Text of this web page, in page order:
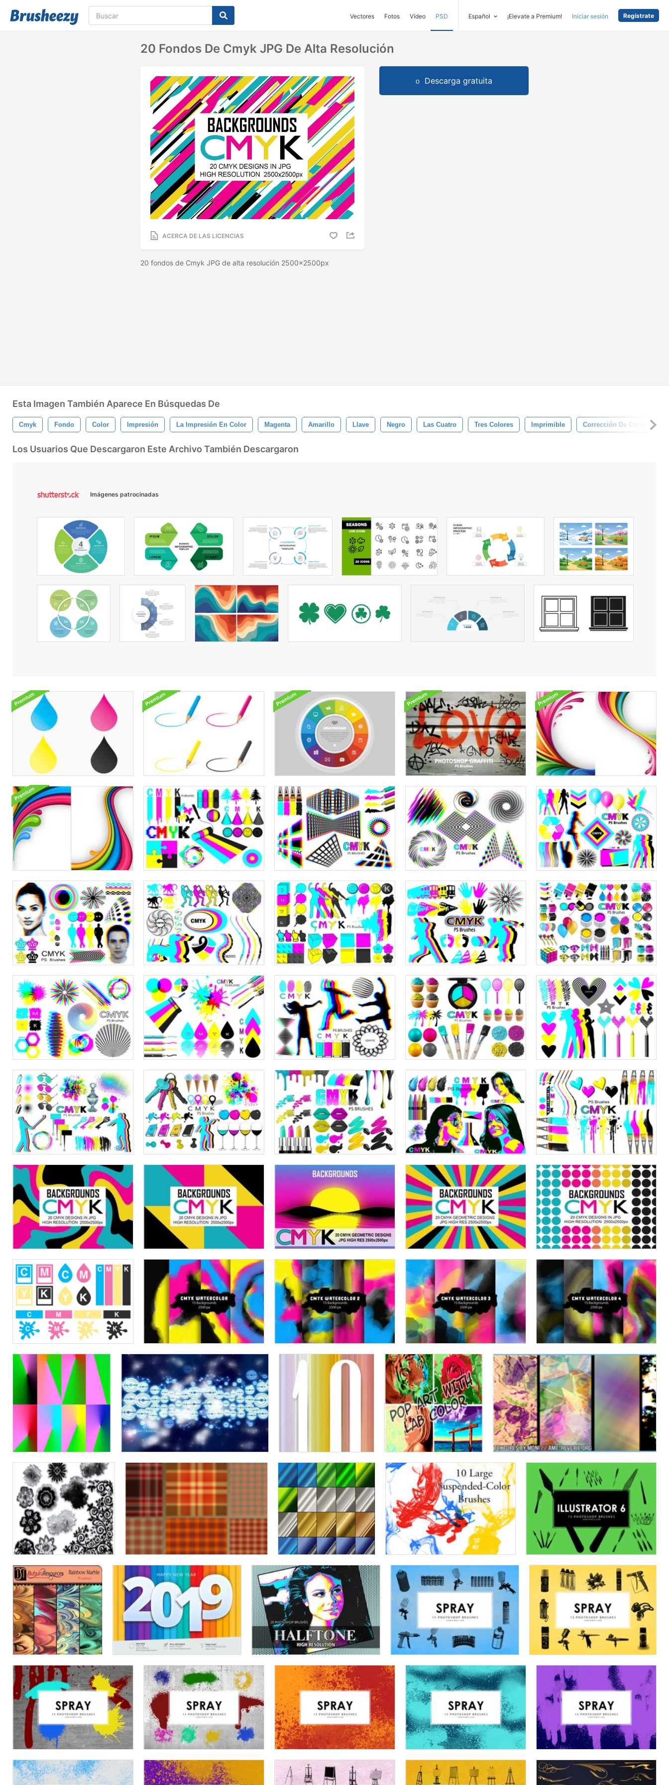
Vectores Fotos Vídeo PSD Español ¡Elevate a Premium! Iniciar sesión Regístrate
20 Fondos De Cmyk JPG De Alta Resolución
ACERCA DE LAS LICENCIAS
20 fondos de Cmyk JPG de alta resolución 2500x2500px
Descarga gratuita
Esta Imagen También Aparece En Búsquedas De
Cmyk Fondo Color Impresión La Impresión En Color Magenta Amarillo Llave Negro Las Cuatro Tres Colores Imprimible Corrección De Color
Los Usuarios Que Descargaron Este Archivo También Descargaron
Imágenes patrocinadas